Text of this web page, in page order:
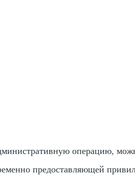
операцию,
предоставляющей